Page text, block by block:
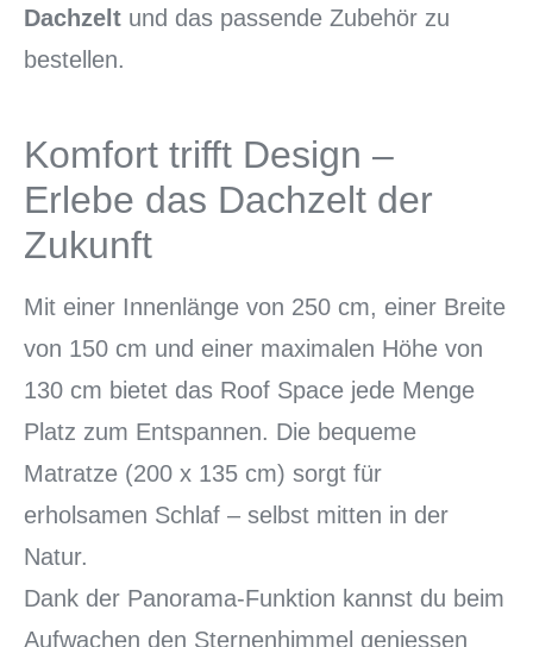
Dachzelt und das passende Zubehör zu
bestellen.
Komfort trifft Design –
Erlebe das Dachzelt der
Zukunft
Mit einer Innenlänge von 250 cm, einer Breite
von 150 cm und einer maximalen Höhe von
130 cm bietet das Roof Space jede Menge
Platz zum Entspannen. Die bequeme
Matratze (200 x 135 cm) sorgt für
erholsamen Schlaf – selbst mitten in der
Natur.
Dank der Panorama-Funktion kannst du beim
Aufwachen den Sternenhimmel geniessen